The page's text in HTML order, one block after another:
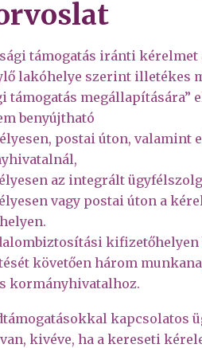
támogatás iránti
lakóhelye szerint illetékes
támogatás megállapítására”
benyújtható
postai úton, valamint
az integrált
vagy postai úton a
követően három
kormányhivatalhoz.
kapcsolatos
kivéve, ha a kereseti